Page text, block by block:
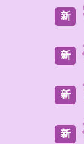
新
新
新
新